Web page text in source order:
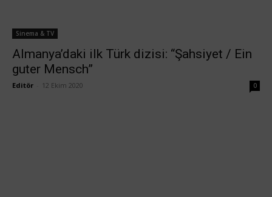
Sinema & TV
Almanya’daki ilk Türk dizisi: “Şahsiyet / Ein
guter Mensch”
Editör 12 Ekim 2020 0